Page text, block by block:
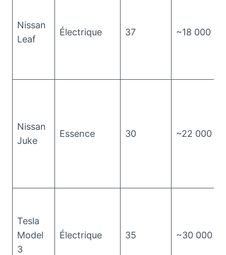
Nissan
Leaf
Électrique 37 ~18 000
Nissan
Juke
Essence 30 ~22 000
Tesla
Model
3
Électrique 35 ~30 000